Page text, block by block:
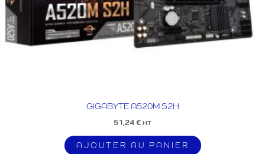
GIGABYTE A520M S2H
51,24 € HT
AJOUTER AU PANIER